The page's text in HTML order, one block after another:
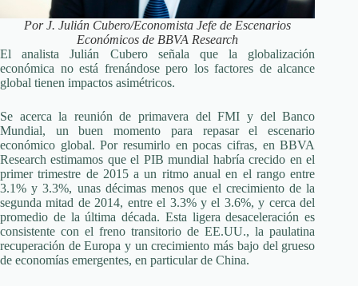
Por J. Julián Cubero/Economista Jefe de Escenarios
Económicos de BBVA Research
El analista Julián Cubero señala que la globalización
económica no está frenándose pero los factores de alcance
global tienen impactos asimétricos.
Se acerca la reunión de primavera del FMI y del Banco
Mundial, un buen momento para repasar el escenario
económico global. Por resumirlo en pocas cifras, en BBVA
Research estimamos que el PIB mundial habría crecido en el
primer trimestre de 2015 a un ritmo anual en el rango entre
3.1% y 3.3%, unas décimas menos que el crecimiento de la
segunda mitad de 2014, entre el 3.3% y el 3.6%, y cerca del
promedio de la última década. Esta ligera desaceleración es
consistente con el freno transitorio de EE.UU., la paulatina
recuperación de Europa y un crecimiento más bajo del grueso
de economías emergentes, en particular de China.